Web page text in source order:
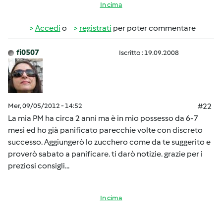
In cima
Accedi o registrati per poter commentare
fi0507 Iscritto : 19.09.2008
Mer, 09/05/2012 - 14:52
#22
La mia PM ha circa 2 anni ma è in mio possesso da 6-7
mesi ed ho già panificato parecchie volte con discreto
successo. Aggiungerò lo zucchero come da te suggerito e
proverò sabato a panificare. ti darò notizie. grazie per i
preziosi consigli...
In cima